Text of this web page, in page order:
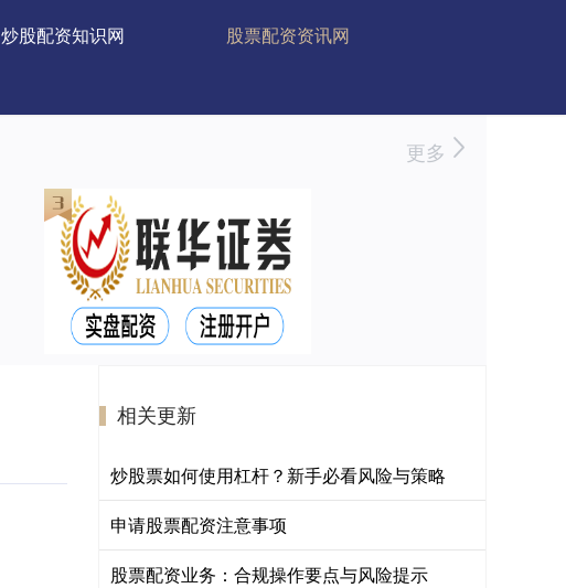
炒股配资知识网 股票配资资讯网
更多
相关更新
炒股票如何使用杠杆？新手必看风险与策略
申请股票配资注意事项
股票配资业务：合规操作要点与风险提示